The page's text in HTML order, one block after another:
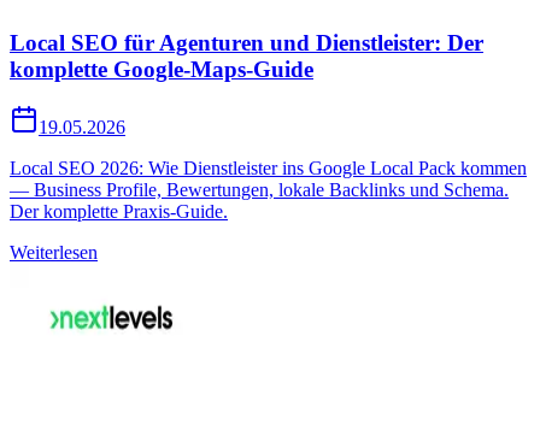
Local SEO für Agenturen und Dienstleister: Der
komplette Google-Maps-Guide
19.05.2026
Local SEO 2026: Wie Dienstleister ins Google Local Pack kommen
— Business Profile, Bewertungen, lokale Backlinks und Schema.
Der komplette Praxis-Guide.
Weiterlesen